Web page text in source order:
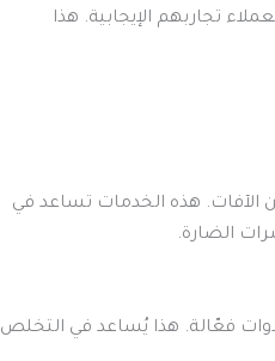
تجاربهم الإيجابية. هذا
الآفات. هذه الخدمات تساعد في
الضارة.
فعّالة. هذا يُساعد في التخلص